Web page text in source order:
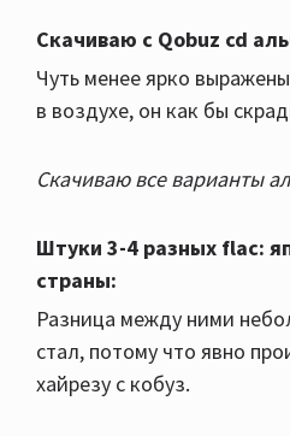
Скачиваю с Qobuz cd
Чуть менее ярко
в воздухе, он как бы
Скачиваю все варианты
Штуки 3-4 разных flac:
страны:
Разница между ними
стал, потому что явно
хайрезу с кобуз.